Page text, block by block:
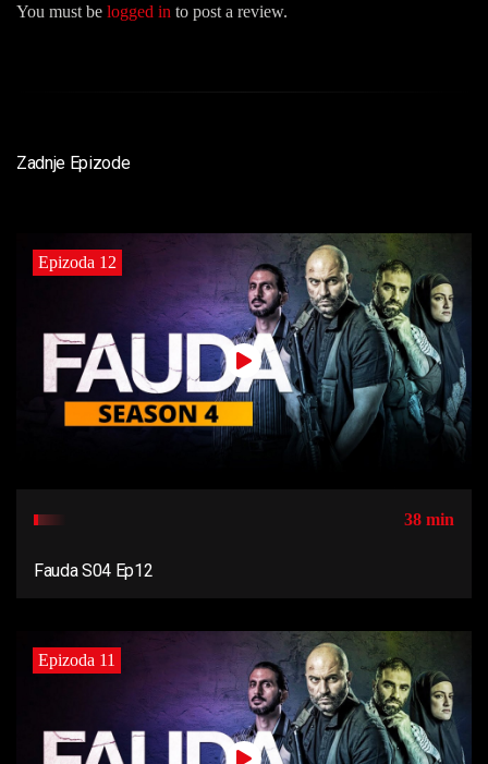
You must be logged in to post a review.
Zadnje Epizode
Epizoda 12
38 min
Fauda S04 Ep12
Epizoda 11